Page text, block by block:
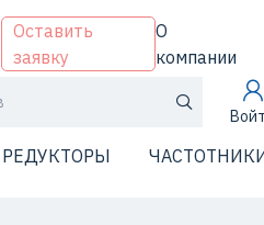
Оставить
заявку
О
компании
РЕДУКТОРЫ